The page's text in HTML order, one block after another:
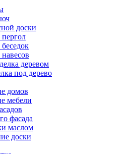
доски
пергол
деревом
под дерево
домов
мебели
фасада
маслом
доски